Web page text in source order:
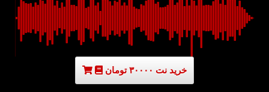
خرید نت ۳۰۰۰۰ تومان